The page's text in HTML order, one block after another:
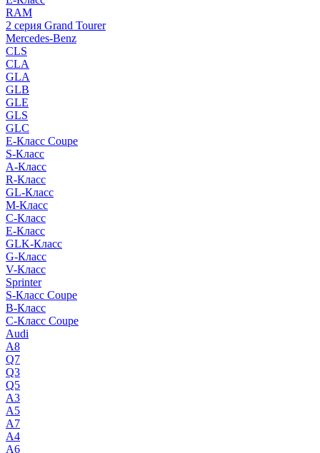
RAM
2 серия Grand Tourer
Mercedes-Benz
CLS
CLA
GLA
GLB
GLE
GLS
GLC
E-Класс Coupe
S-Класс
A-Класс
R-Класс
GL-Класс
M-Класс
C-Класс
E-Класс
GLK-Класс
G-Класс
V-Класс
Sprinter
S-Класс Сoupe
B-Класс
C-Класс Coupe
Audi
A8
Q7
Q3
Q5
A3
A5
A7
A4
A6